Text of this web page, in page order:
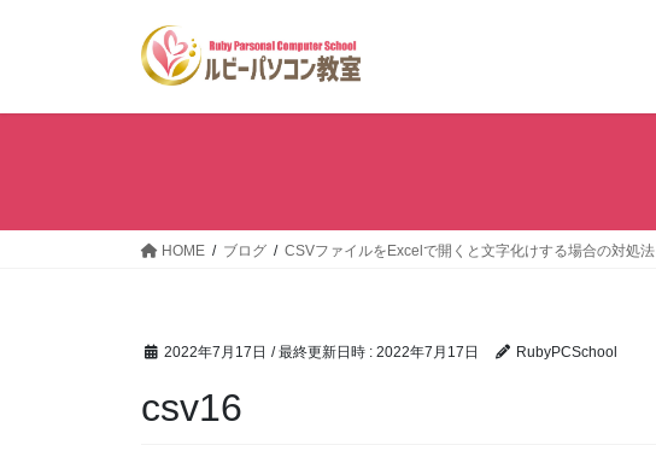
HOME ブログ CSVファイルをExcelで開くと文字化けする場合の対処法
2022年7月17日 / 最終更新日時 : 2022年7月17日 RubyPCSchool
csv16